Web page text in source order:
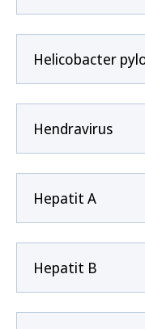
Helicobacter
Hendravirus
Hepatit A
Hepatit B